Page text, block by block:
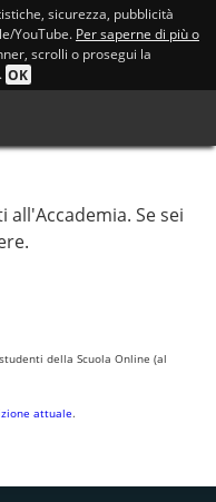
sicurezza, pubblicità
YouTube. Per saperne di più o
scrolli o prosegui la
OK
Se sei
della Scuola Online (al
attuale.